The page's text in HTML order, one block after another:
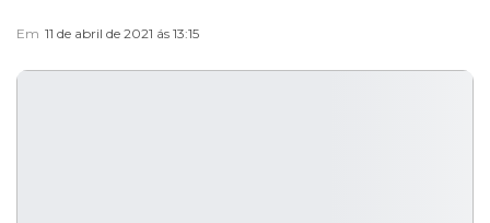
Em 11 de abril de 2021 ás 13:15